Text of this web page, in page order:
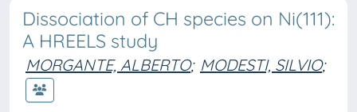
Dissociation of CH species on Ni(111):
A HREELS study
MORGANTE, ALBERTO; MODESTI, SILVIO;